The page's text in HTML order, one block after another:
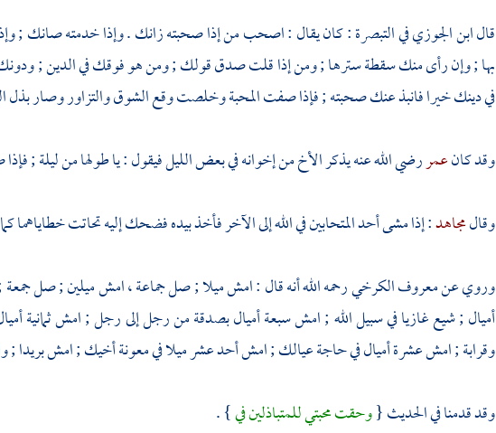
قالابن الجوزيفي التبصرة : كان يقال : اصحب من إذا صحبته زانك . وإذا خدمته صانك
بها ; وإن رأى منك سقطة سترها ; ومن إذا قلت صدق قولك ; ومن هو فوقك في الدين ;
في دينك خيرا فانبذ عنك صحبته ; فإذا صفت المحبة وخلصت وقع الشوق والتزاور وصار بذل
وقد كانعمررضي الله عنه يذكر الأخ من إخوانه في بعض الليل فيقول : يا طولها من ليلة ; فإذا
وقالمجاهد: إذا مشى أحد المتحابين في الله إلى الآخر فأخذ بيده فضحك إليه تحاتت
وروي عنمعروف الكرخيرحمه الله أنه قال : امش ميلا ; صل جماعة ، امش ميلين ; صل
أميال ; شيع غازيا في سبيل الله ; امش سبعة أميال بصدقة من رجل إلى رجل ; امش ثمانية
وقرابة ; امش عشرة أميال في حاجة عيالك ; امش أحد عشر ميلا في معونة أخيك ; امش بريدا ;
وقد قدمنا في الحديث {وحقت محبتي للمتباذلين في} .